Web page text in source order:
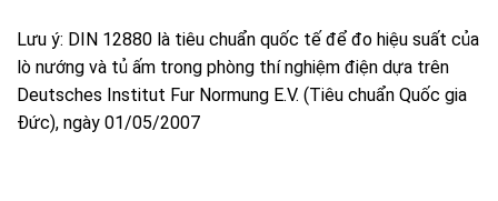
Lưu ý: DIN 12880 là tiêu chuẩn quốc tế để đo hiệu suất của
lò nướng và tủ ấm trong phòng thí nghiệm điện dựa trên
Deutsches Institut Fur Normung E.V. (Tiêu chuẩn Quốc gia
Đức), ngày 01/05/2007